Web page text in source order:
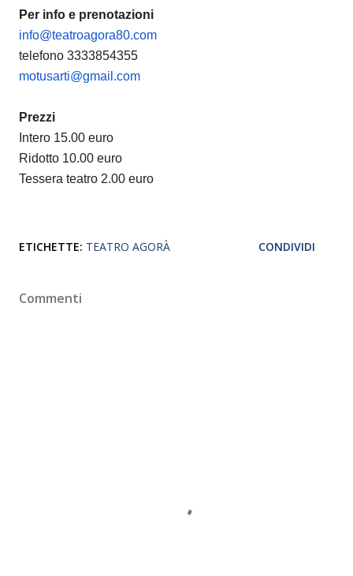
Per info e prenotazioni
info@teatroagora80.com
telefono 3333854355
motusarti@gmail.com
Prezzi
Intero 15.00 euro
Ridotto 10.00 euro
Tessera teatro 2.00 euro
ETICHETTE: TEATRO AGORÀ CONDIVIDI
Commenti